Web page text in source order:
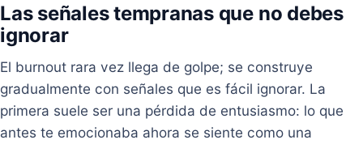
Las señales tempranas que no debes
ignorar
El burnout rara vez llega de golpe; se construye
gradualmente con señales que es fácil ignorar. La
primera suele ser una pérdida de entusiasmo: lo que
antes te emocionaba ahora se siente como una